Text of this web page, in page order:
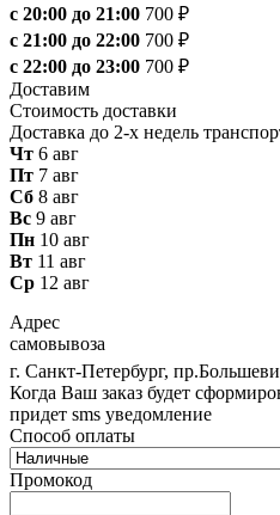
с 20:00 до 21:00 700 ₽
с 21:00 до 22:00 700 ₽
с 22:00 до 23:00 700 ₽
Доставим
Стоимость доставки
Доставка до 2-х недель
Чт 6 авг
Пт 7 авг
Сб 8 авг
Вс 9 авг
Пн 10 авг
Вт 11 авг
Ср 12 авг
Адрес
самовывоза
г. Санкт-Петербург,
Когда Ваш заказ будет
придет sms уведомление
Способ оплаты
Промокод